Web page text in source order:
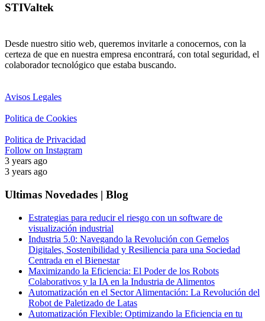
STIValtek
Desde nuestro sitio web, queremos invitarle a conocernos, con la
certeza de que en nuestra empresa encontrará, con total seguridad, el
colaborador tecnológico que estaba buscando.
Avisos Legales
Politica de Cookies
Politica de Privacidad
Follow on Instagram
3 years ago
3 years ago
Ultimas Novedades | Blog
Estrategias para reducir el riesgo con un software de
visualización industrial
Industria 5.0: Navegando la Revolución con Gemelos
Digitales, Sostenibilidad y Resiliencia para una Sociedad
Centrada en el Bienestar
Maximizando la Eficiencia: El Poder de los Robots
Colaborativos y la IA en la Industria de Alimentos
Automatización en el Sector Alimentación: La Revolución del
Robot de Paletizado de Latas
Automatización Flexible: Optimizando la Eficiencia en tu